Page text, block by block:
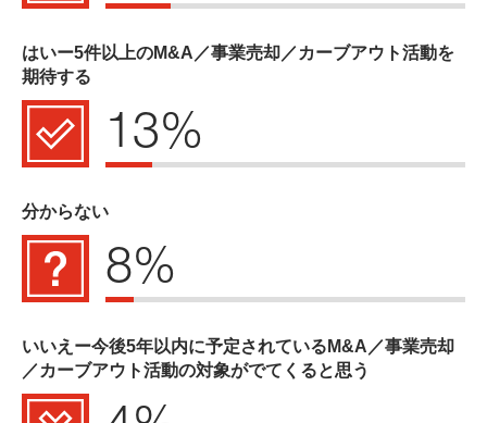
はいー5件以上のM&A／事業売却／カーブアウト活動を
期待する
13%
分からない
8%
いいえー今後5年以内に予定されているM&A／事業売却
／カーブアウト活動の対象がでてくると思う